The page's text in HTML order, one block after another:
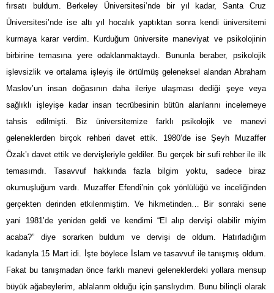
fırsatı buldum. Berkeley Üniversitesi’nde bir yıl kadar, Santa Cruz
Üniversitesi’nde ise altı yıl hocalık yaptıktan sonra kendi üniversitemi
kurmaya karar verdim. Kurduğum üniversite maneviyat ve psikolojinin
birbirine temasına yere odaklanmaktaydı. Bununla beraber, psikolojik
işlevsizlik ve ortalama işleyiş ile örtülmüş geleneksel alandan Abraham
Maslov’un insan doğasının daha ileriye ulaşması dediği şeye veya
sağlıklı işleyişe kadar insan tecrübesinin bütün alanlarını incelemeye
tahsis edilmişti. Biz üniversitemize farklı psikolojik ve manevi
geleneklerden birçok rehberi davet ettik. 1980’de ise Şeyh Muzaffer
Özak’ı davet ettik ve dervişleriyle geldiler. Bu gerçek bir sufi rehber ile ilk
temasımdı. Tasavvuf hakkında fazla bilgim yoktu, sadece biraz
okumuşluğum vardı. Muzaffer Efendi’nin çok yönlülüğü ve inceliğinden
gerçekten derinden etkilenmiştim. Ve hikmetinden… Bir sonraki sene
yani 1981’de yeniden geldi ve kendimi “El alıp dervişi olabilir miyim
acaba?” diye sorarken buldum ve dervişi de oldum. Hatırladığım
kadarıyla 15 Mart idi. İşte böylece İslam ve tasavvuf ile tanışmış oldum.
Fakat bu tanışmadan önce farklı manevi geleneklerdeki yollara mensup
büyük ağabeylerim, ablalarım olduğu için şanslıydım. Bunu bilinçli olarak